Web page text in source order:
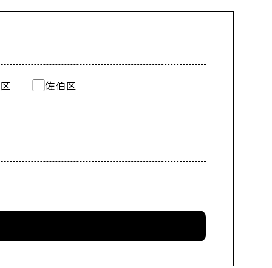
佐伯区